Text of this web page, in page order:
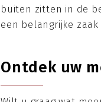
buiten zitten in de
een belangrijke
Ontdek uw